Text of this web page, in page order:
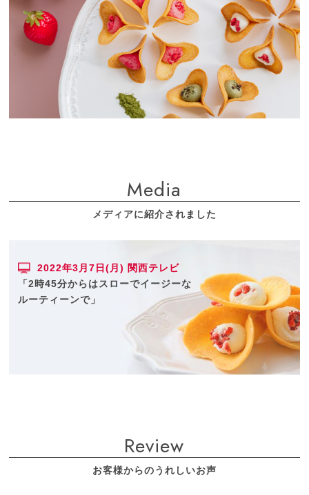
Media
メディアに紹介されました
2022年3月7日(月) 関西テレビ
「2時45分からはスローでイージーな
ルーティーンで」
Review
お客様からのうれしいお声